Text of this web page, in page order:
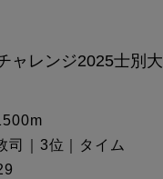
ャレンジ2025士別大
司｜3位｜タイム